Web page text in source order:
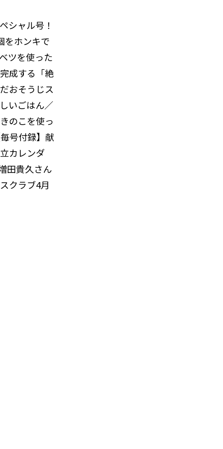
シャル号！
をホンキで
ツを使った
成する「絶
おそうじス
いごはん／
のこを使っ
号付録】献
カレンダ
田貴久さん
クラブ4月